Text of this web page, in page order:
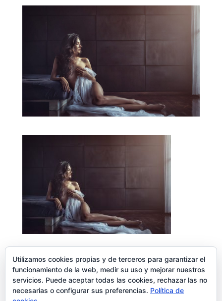
Enviar comentario
Utilizamos cookies propias y de terceros para garantizar el
funcionamiento de la web, medir su uso y mejorar nuestros
servicios. Puede aceptar todas las cookies, rechazar las no
necesarias o configurar sus preferencias. Política de